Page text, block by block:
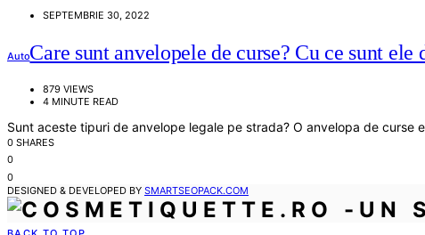
SEPTEMBRIE 30, 2022
AutoCare sunt anvelopele de curse? Cu ce sunt
879 VIEWS
4 MINUTE READ
Sunt aceste tipuri de anvelope legale pe strada? O anvelopa de curse
0 SHARES
0
0
DESIGNED & DEVELOPED BY SMARTSEOPACK.COM